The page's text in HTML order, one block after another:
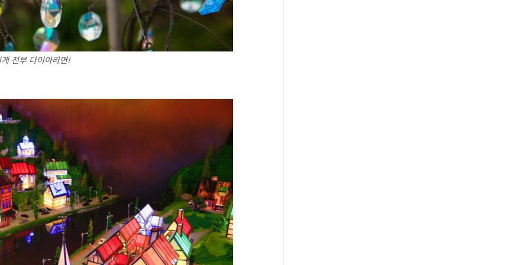
전부 다이아라면!